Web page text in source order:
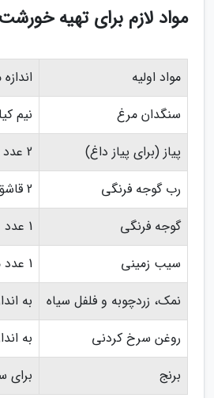
مواد لازم برای تهیه
مواد اولیه
سنگدان مرغ
نیم
پیاز (برای پیاز داغ)
2 عدد میانه
رب گوجه فرنگی
2 قاشق غذاخوری
گوجه فرنگی
1 عدد
سیب زمینی
1 عدد میانه
نمک، زردچوبه و فلفل سیاه
به
روغن سرخ کردنی
به
برنج
برای